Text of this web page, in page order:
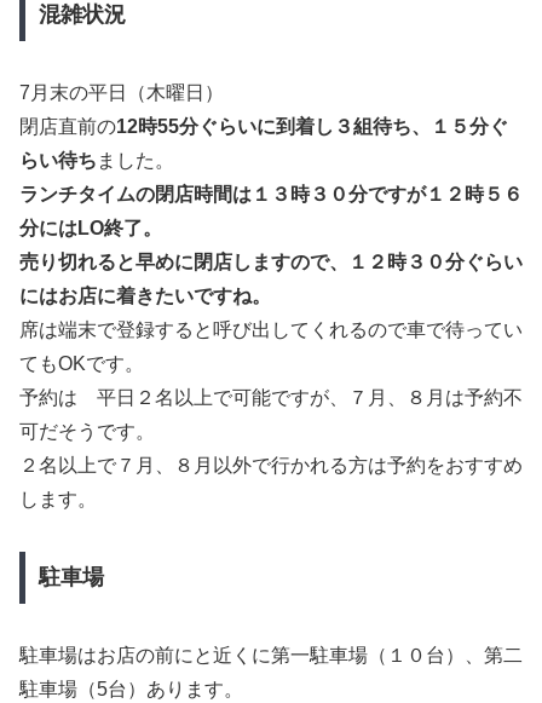
混雑状況
7月末の平日（木曜日）
閉店直前の12時55分ぐらいに到着し３組待ち、１５分ぐ
らい待ち ました。
ランチタイムの閉店時間は１３時３０分ですが１２時５６
分にはLO終了。
売り切れると早めに閉店しますので、１２時３０分ぐらい
にはお店に着きたいですね。
席は端末で登録すると呼び出してくれるので車で待ってい
てもOKです。
予約は 平日２名以上で可能ですが、７月、８月は予約不
可だそうです。
２名以上で７月、８月以外で行かれる方は予約をおすすめ
します。
駐車場
駐車場はお店の前にと近くに第一駐車場（１０台）、第二
駐車場（5台）あります。